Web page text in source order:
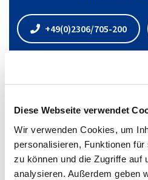
Diese Webseite verwendet
Wir verwenden Cookies, um
personalisieren, Funktionen
zu können und die Zugriffe auf
analysieren. Außerdem geben
+49(0)2306/705-200